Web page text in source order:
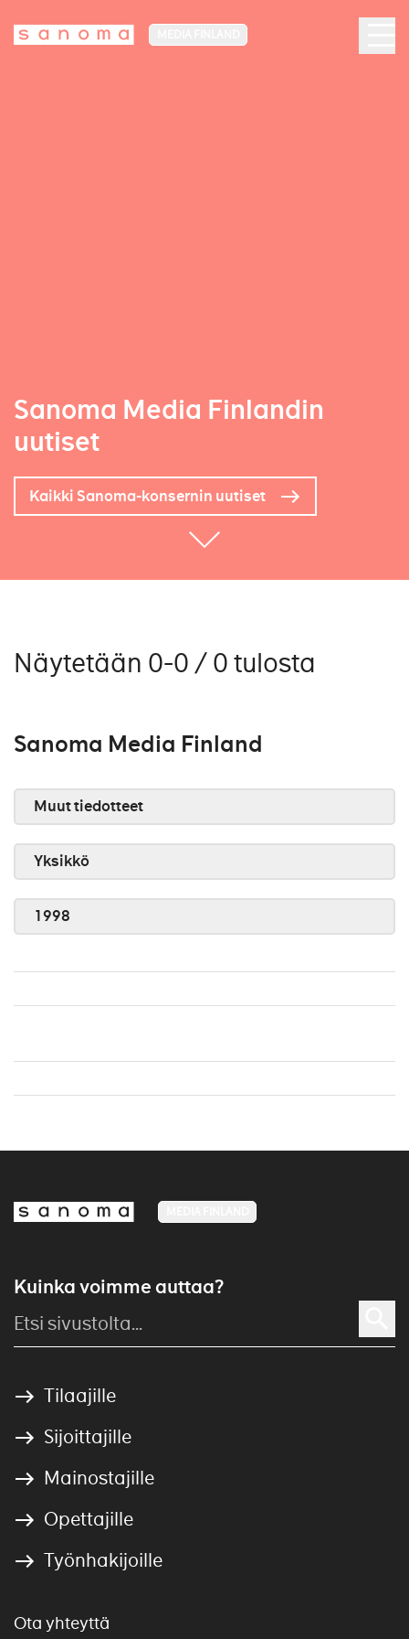
Sanoma Media Finlandin
uutiset
Kaikki Sanoma-konsernin uutiset
Näytetään 0-0 / 0 tulosta
Sanoma Media Finland
Muut tiedotteet
Yksikkö
1998
Kuinka voimme auttaa?
Tilaajille
Sijoittajille
Mainostajille
Opettajille
Työnhakijoille
Ota yhteyttä